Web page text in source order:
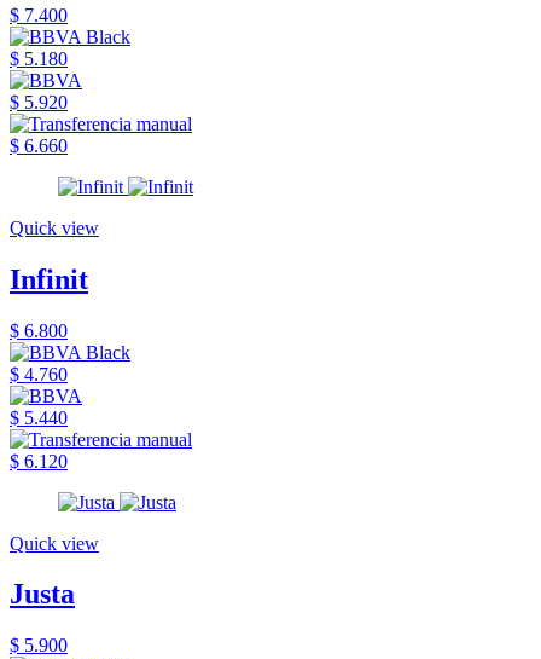
$ 7.400
$ 5.180
$ 5.920
$ 6.660
Quick view
Infinit
$ 6.800
$ 4.760
$ 5.440
$ 6.120
Quick view
Justa
$ 5.900